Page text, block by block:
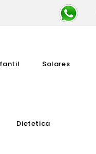
Solares
Dietetica